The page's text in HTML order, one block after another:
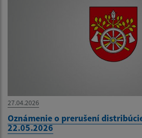
27.04.2026
Oznámenie o prerušení
22.05.2026